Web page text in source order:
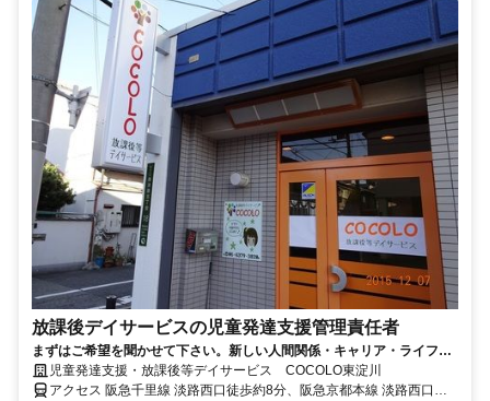
放課後デイサービスの児童発達支援管理責任者
まずはご希望を聞かせて下さい。新しい人間関係・キャリア・ライフス
タイルを一緒に始めませんか？
児童発達支援・放課後等デイサービス COCOLO東淀川
アクセス 阪急千里線 淡路西口徒歩約8分、阪急京都本線 淡路西口徒